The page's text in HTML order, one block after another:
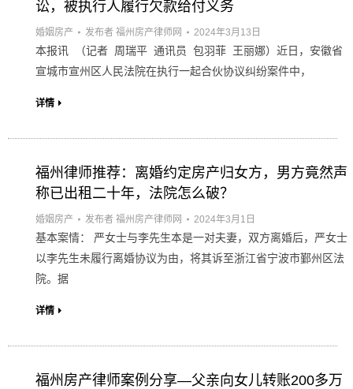
讼，被执行人履行欠款给付义务
婚姻房产 发布者 福州房产律师网 2024年3月13日
本报讯 （记者 周瑞平 通讯员 包羽菲 王丽娜）近日，安徽省
宣城市宣州区人民法院在执行一起合伙协议纠纷案件中，
详情
福州律师推荐：离婚约定房产归女方，男方竟然声
称已出租二十年，法院怎么破？
婚姻房产 发布者 福州房产律师网 2024年3月1日
基本案情： 严女士与李先生本是一对夫妻，双方离婚后，严女士
以李先生未履行离婚协议为由，将其诉至浙江省宁波市鄞州区法
院。据
详情
福州房产律师案例分享—父亲向女儿转账200多万